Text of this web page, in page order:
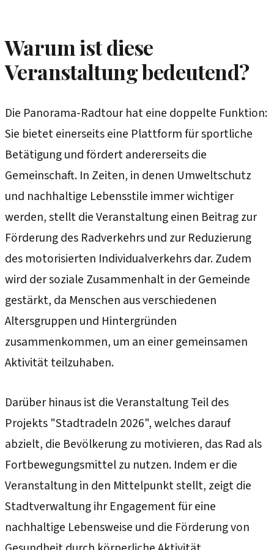
Warum ist diese
Veranstaltung bedeutend?
Die Panorama-Radtour hat eine doppelte Funktion:
Sie bietet einerseits eine Plattform für sportliche
Betätigung und fördert andererseits die
Gemeinschaft. In Zeiten, in denen Umweltschutz
und nachhaltige Lebensstile immer wichtiger
werden, stellt die Veranstaltung einen Beitrag zur
Förderung des Radverkehrs und zur Reduzierung
des motorisierten Individualverkehrs dar. Zudem
wird der soziale Zusammenhalt in der Gemeinde
gestärkt, da Menschen aus verschiedenen
Altersgruppen und Hintergründen
zusammenkommen, um an einer gemeinsamen
Aktivität teilzuhaben.
Darüber hinaus ist die Veranstaltung Teil des
Projekts "Stadtradeln 2026", welches darauf
abzielt, die Bevölkerung zu motivieren, das Rad als
Fortbewegungsmittel zu nutzen. Indem er die
Veranstaltung in den Mittelpunkt stellt, zeigt die
Stadtverwaltung ihr Engagement für eine
nachhaltige Lebensweise und die Förderung von